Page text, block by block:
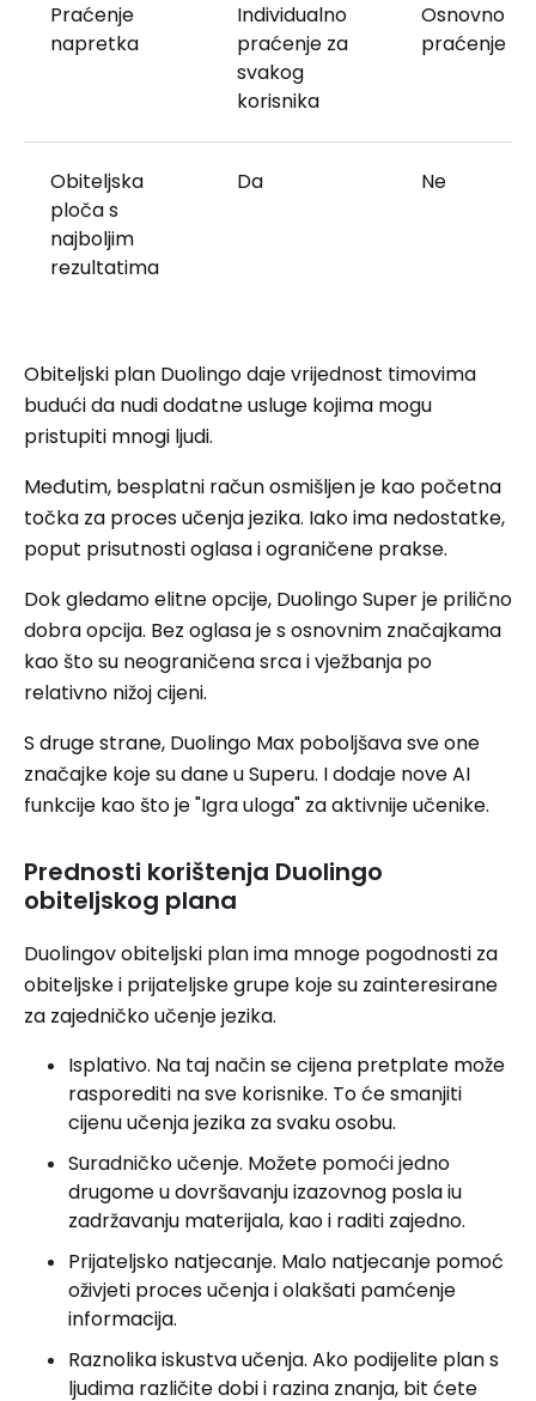
Praćenje
napretka
Individualno
praćenje za
svakog
korisnika
Osnovno
praćenje
Obiteljska
ploča s
najboljim
rezultatima
Da Ne
Obiteljski plan Duolingo daje vrijednost timovima
budući da nudi dodatne usluge kojima mogu
pristupiti mnogi ljudi.
Međutim, besplatni račun osmišljen je kao početna
točka za proces učenja jezika. Iako ima nedostatke,
poput prisutnosti oglasa i ograničene prakse.
Dok gledamo elitne opcije, Duolingo Super je prilično
dobra opcija. Bez oglasa je s osnovnim značajkama
kao što su neograničena srca i vježbanja po
relativno nižoj cijeni.
S druge strane, Duolingo Max poboljšava sve one
značajke koje su dane u Superu. I dodaje nove AI
funkcije kao što je "Igra uloga" za aktivnije učenike.
Prednosti korištenja Duolingo
obiteljskog plana
Duolingov obiteljski plan ima mnoge pogodnosti za
obiteljske i prijateljske grupe koje su zainteresirane
za zajedničko učenje jezika.
Isplativo. Na taj način se cijena pretplate može
rasporediti na sve korisnike. To će smanjiti
cijenu učenja jezika za svaku osobu.
Suradničko učenje. Možete pomoći jedno
drugome u dovršavanju izazovnog posla iu
zadržavanju materijala, kao i raditi zajedno.
Prijateljsko natjecanje. Malo natjecanje pomoć
oživjeti proces učenja i olakšati pamćenje
informacija.
Raznolika iskustva učenja. Ako podijelite plan s
ljudima različite dobi i razina znanja, bit ćete